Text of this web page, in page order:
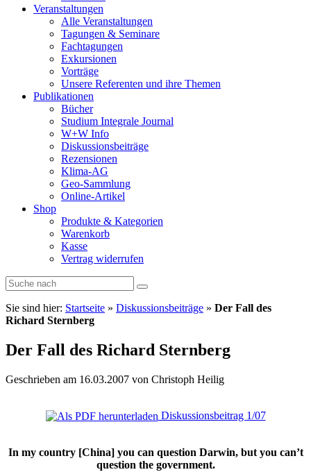
Veranstaltungen
Alle Veranstaltungen
Tagungen & Seminare
Fachtagungen
Exkursionen
Vorträge
Unsere Referenten und ihre Themen
Publikationen
Bücher
Studium Integrale Journal
W+W Info
Diskussionsbeiträge
Rezensionen
Klima-AG
Geo-Sammlung
Online-Artikel
Shop
Produkte & Kategorien
Warenkorb
Kasse
Vertrag widerrufen
Sie sind hier: Startseite » Diskussionsbeiträge » Der Fall des
Richard Sternberg
Der Fall des Richard Sternberg
Geschrieben am 16.03.2007 von Christoph Heilig
Diskussionsbeitrag 1/07
In my country [China] you can question Darwin, but you can’t
question the government.